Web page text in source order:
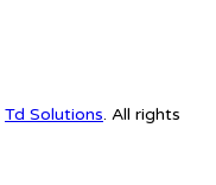
Td Solutions. All rights